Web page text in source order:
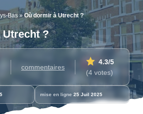
Bas » Où dormir à Utrecht ?
Utrecht ?
commentaires
4.3/5
(4 votes)
mise en ligne 25 Juil 2025